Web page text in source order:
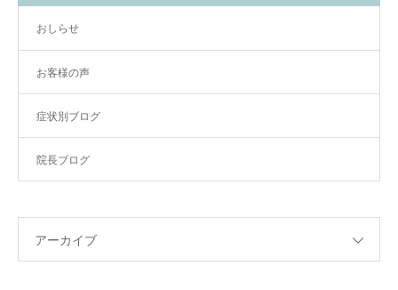
おしらせ
お客様の声
症状別ブログ
院長ブログ
アーカイブ